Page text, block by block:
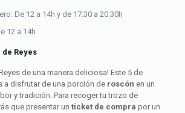
De 12 a 14h y de 17:30 a 20:30h
12 a 14h
Reyes
de una manera deliciosa! Este 5 de
a disfrutar de una porción de roscón en un
y tradición. Para recoger tu trozo de
que presentar un ticket de compra por un